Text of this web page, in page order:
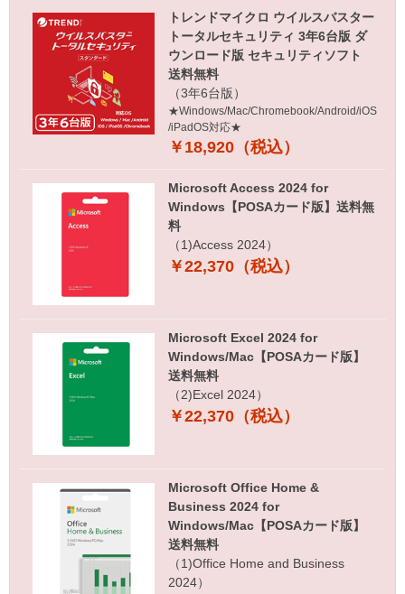
トレンドマイクロ ウイルスバスター
トータルセキュリティ 3年6台版 ダ
ウンロード版 セキュリティソフト
送料無料
（3年6台版）
★Windows/Mac/Chromebook/Android/iOS
/iPadOS対応★
￥18,920（税込）
Microsoft Access 2024 for
Windows【POSAカード版】送料無
料
（1)Access 2024）
￥22,370（税込）
Microsoft Excel 2024 for
Windows/Mac【POSAカード版】
送料無料
（2)Excel 2024）
￥22,370（税込）
Microsoft Office Home &
Business 2024 for
Windows/Mac【POSAカード版】
送料無料
（1)Office Home and Business
2024）